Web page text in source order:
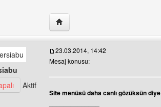
Yazarın web sitesini ziyaret et:
Kullanıcının profilini görüntüle
Aktif
23.03.2014, 14:42
Mesaj konusu:
Site menüsü daha canlı gözüksün